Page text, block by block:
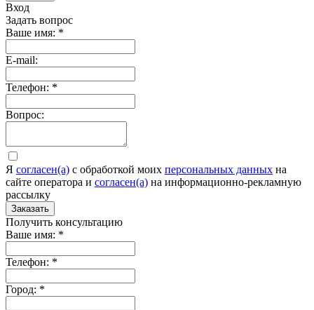
Вход
Задать вопрос
Ваше имя: *
E-mail:
Телефон: *
Вопрос:
Я согласен(а) c обработкой моих персональных данных на
сайте оператора и согласен(а) на информационно-рекламную
рассылку
Заказать
Получить консультацию
Ваше имя: *
Телефон: *
Город: *